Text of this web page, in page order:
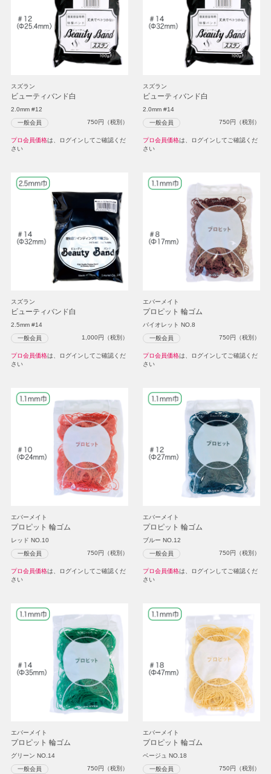
スズラン
ビューティバンド白
2.0mm #12
一般会員 750円（税別）
プロ会員価格は、ログインしてご確認くだ
さい
スズラン
ビューティバンド白
2.0mm #14
一般会員 750円（税別）
プロ会員価格は、ログインしてご確認くだ
さい
スズラン
ビューティバンド白
2.5mm #14
一般会員 1,000円（税別）
プロ会員価格は、ログインしてご確認くだ
さい
エバーメイト
プロピット 輪ゴム
バイオレット NO.8
一般会員 750円（税別）
プロ会員価格は、ログインしてご確認くだ
さい
エバーメイト
プロピット 輪ゴム
レッド NO.10
一般会員 750円（税別）
プロ会員価格は、ログインしてご確認くだ
さい
エバーメイト
プロピット 輪ゴム
ブルー NO.12
一般会員 750円（税別）
プロ会員価格は、ログインしてご確認くだ
さい
エバーメイト
プロピット 輪ゴム
グリーン NO.14
一般会員 750円（税別）
エバーメイト
プロピット 輪ゴム
ベージュ NO.18
一般会員 750円（税別）